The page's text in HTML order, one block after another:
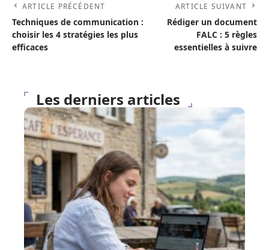
ARTICLE PRÉCÉDENT
Techniques de communication :
choisir les 4 stratégies les plus
efficaces
ARTICLE SUIVANT
Rédiger un document
FALC : 5 règles
essentielles à suivre
Les derniers articles